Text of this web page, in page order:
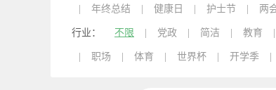
年终总结 健康日 护士节 两
行业： 不限 党政 简洁 教育
职场 体育 世界杯 开学季